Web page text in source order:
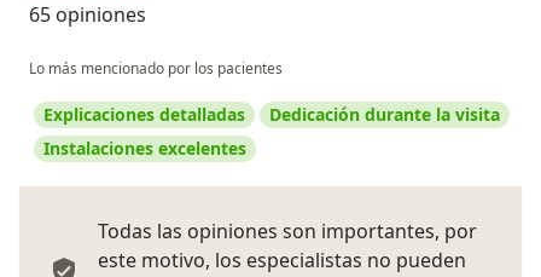
65 opiniones
Lo más mencionado por los pacientes
Explicaciones detalladas
Dedicación durante la visita
Instalaciones excelentes
Todas las opiniones son importantes, por
este motivo, los especialistas no pueden